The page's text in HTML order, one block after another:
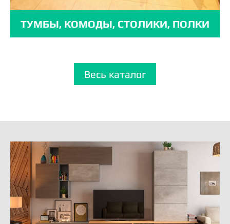
ТУМБЫ, КОМОДЫ, СТОЛИКИ, ПОЛКИ
Весь каталог